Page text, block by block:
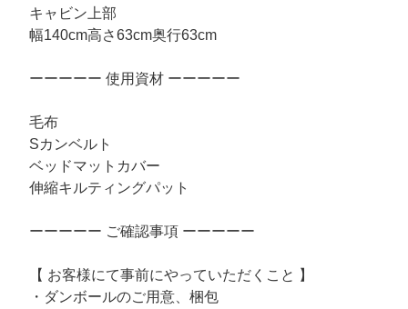
キャビン上部
幅140cm高さ63cm奥行63cm
ーーーーー 使用資材 ーーーーー
毛布
Sカンベルト
ベッドマットカバー
伸縮キルティングパット
ーーーーー ご確認事項 ーーーーー
【 お客様にて事前にやっていただくこと 】
・ダンボールのご用意、梱包